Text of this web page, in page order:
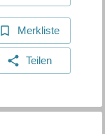
Merkliste
Teilen